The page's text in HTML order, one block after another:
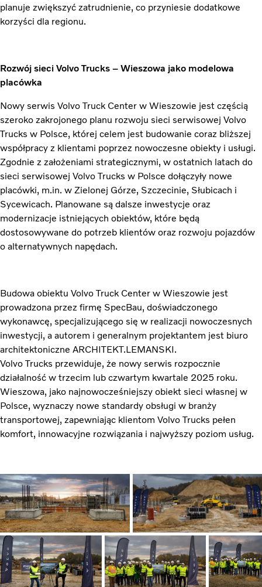
planuje zwiększyć zatrudnienie, co przyniesie dodatkowe
korzyści dla regionu.
Rozwój sieci Volvo Trucks – Wieszowa jako modelowa
placówka
Nowy serwis Volvo Truck Center w Wieszowie jest częścią
szeroko zakrojonego planu rozwoju sieci serwisowej Volvo
Trucks w Polsce, której celem jest budowanie coraz bliższej
współpracy z klientami poprzez nowoczesne obiekty i usługi.
Zgodnie z założeniami strategicznymi, w ostatnich latach do
sieci serwisowej Volvo Trucks w Polsce dołączyły nowe
placówki, m.in. w Zielonej Górze, Szczecinie, Słubicach i
Sycewicach. Planowane są dalsze inwestycje oraz
modernizacje istniejących obiektów, które będą
dostosowywane do potrzeb klientów oraz rozwoju pojazdów
o alternatywnych napędach.
Budowa obiektu Volvo Truck Center w Wieszowie jest
prowadzona przez firmę SpecBau, doświadczonego
wykonawcę, specjalizującego się w realizacji nowoczesnych
inwestycji, a autorem i generalnym projektantem jest biuro
architektoniczne ARCHITEKT.LEMANSKI.
Volvo Trucks przewiduje, że nowy serwis rozpocznie
działalność w trzecim lub czwartym kwartale 2025 roku.
Wieszowa, jako najnowocześniejszy obiekt sieci własnej w
Polsce, wyznaczy nowe standardy obsługi w branży
transportowej, zapewniając klientom Volvo Trucks pełen
komfort, innowacyjne rozwiązania i najwyższy poziom usług.